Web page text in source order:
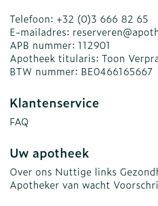
Telefoon: +32 (0)3 666 82 65
E-mailadres: reserveren@
APB nummer: 112901
Apotheek titularis: Toon
BTW nummer: BE0466165667
Klantenservice
FAQ
Uw apotheek
Over ons Nuttige links
Apotheker van wacht